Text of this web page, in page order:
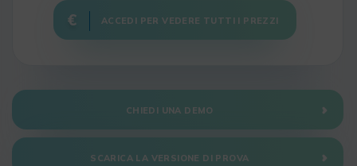
ACCEDI PER VEDERE TUTTI I PREZZI
CHIEDI UNA DEMO
SCARICA LA VERSIONE DI PROVA